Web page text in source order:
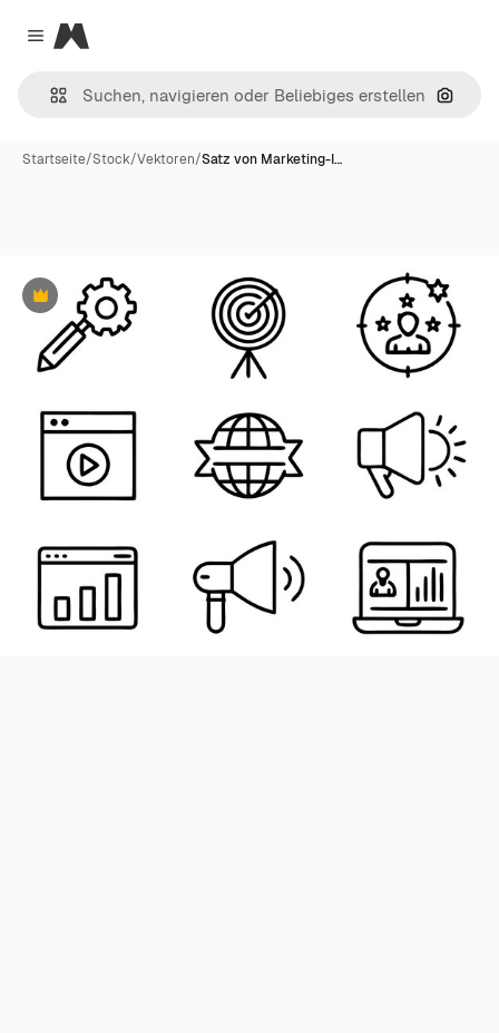
Close menu
Magnific
Nach
Startseite/Stock/Vektoren/Satz von Marketing-I…
Premium